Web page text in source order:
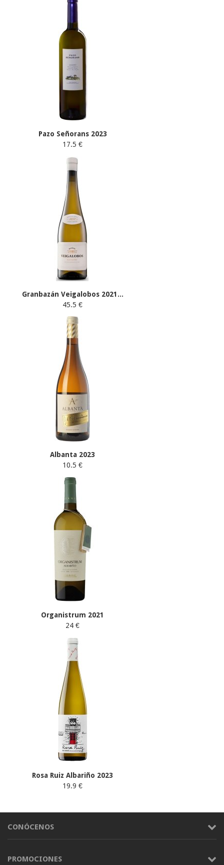
Pazo Señorans 2023
17.5 €
Granbazán Veigalobos 2021...
45.5 €
Albanta 2023
10.5 €
Organistrum 2021
24 €
Rosa Ruiz Albariño 2023
19.9 €
CONÓCENOS
PROMOCIONES